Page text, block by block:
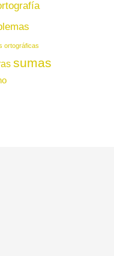
ortográficas
sumas